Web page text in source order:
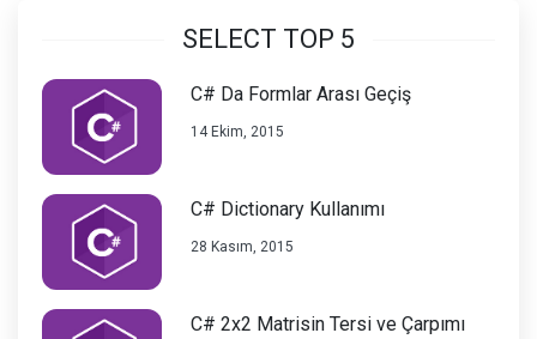
SELECT TOP 5
C# Da Formlar Arası Geçiş
14 Ekim, 2015
C# Dictionary Kullanımı
28 Kasım, 2015
C# 2x2 Matrisin Tersi ve Çarpımı